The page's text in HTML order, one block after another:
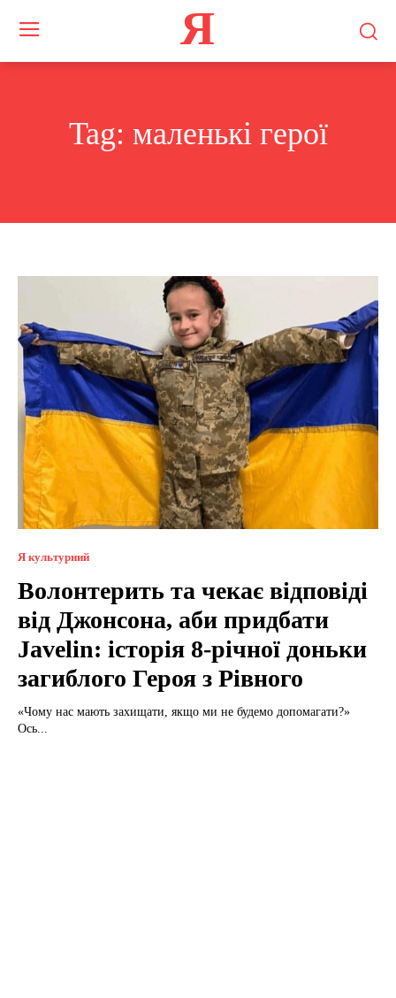
Я
Tag: маленькі герої
Я культурний
Волонтерить та чекає відповіді
від Джонсона, аби придбати
Javelin: історія 8-річної доньки
загиблого Героя з Рівного
«Чому нас мають захищати, якщо ми не будемо допомагати?»
Ось...